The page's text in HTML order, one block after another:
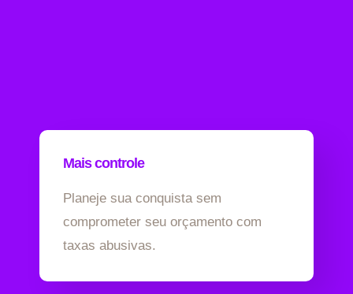
Mais controle
Planeje sua conquista sem
comprometer seu orçamento com
taxas abusivas.